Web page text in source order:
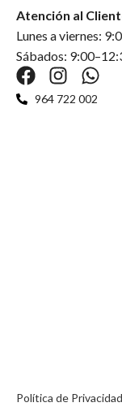
Atención al
Lunes a viernes:
Sábados:
964 722 002
Política de Privacidad